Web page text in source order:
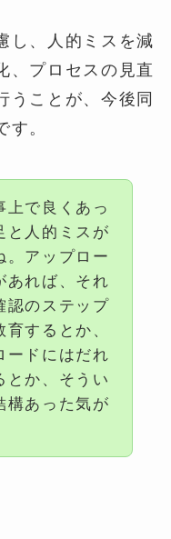
し、人的ミスを減
、プロセスの見直
うことが、今後同
す。
上で良くあっ
と人的ミスが
。アップロー
あれば、それ
認のステップ
するとか、
ードにはだれ
とか、そうい
構あった気が